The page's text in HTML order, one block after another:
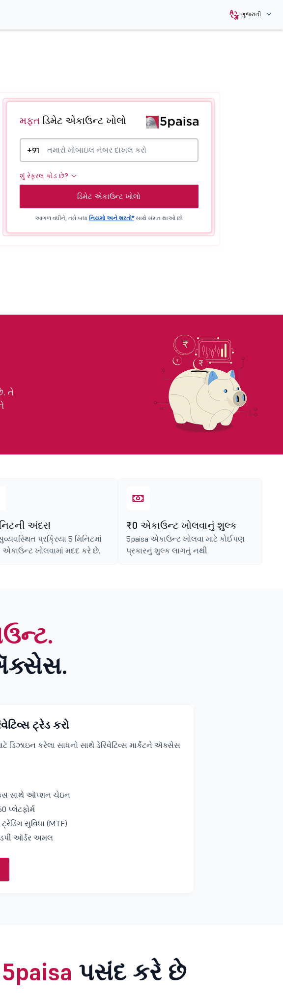
ગુજરાતી
મફતડિમેટ એકાઉન્ટ ખોલો
+91
શું રેફરલ કોડ છે?
ડિમેટ એકાઉન્ટ ખોલો
આગળ વધીને, તમે બધા નિયમો અને શરતો*સાથે સંમત થાઓ છો
તે
અંદર!
પ્રક્રિયા 5 મિનિટમાં
એકાઉન્ટ ખોલવામાં મદદ કરે છે.
₹0 એકાઉન્ટ ખોલવાનું શુલ્ક
5paisa એકાઉન્ટ ખોલવા માટે કોઈપણ
પ્રકારનું શુલ્ક લાગતું નથી.
ટ્રેડ કરો
કરેલા સાધનો સાથે ડેરિવેટિવ્સ માર્કેટને ઍક્સેસ
સાથે ઑપ્શન ચેઇન
પ્લેટફોર્મ
ટ્રેડિંગ સુવિધા (MTF)
ઑર્ડર અમલ
5paisa પસંદ કરે છે